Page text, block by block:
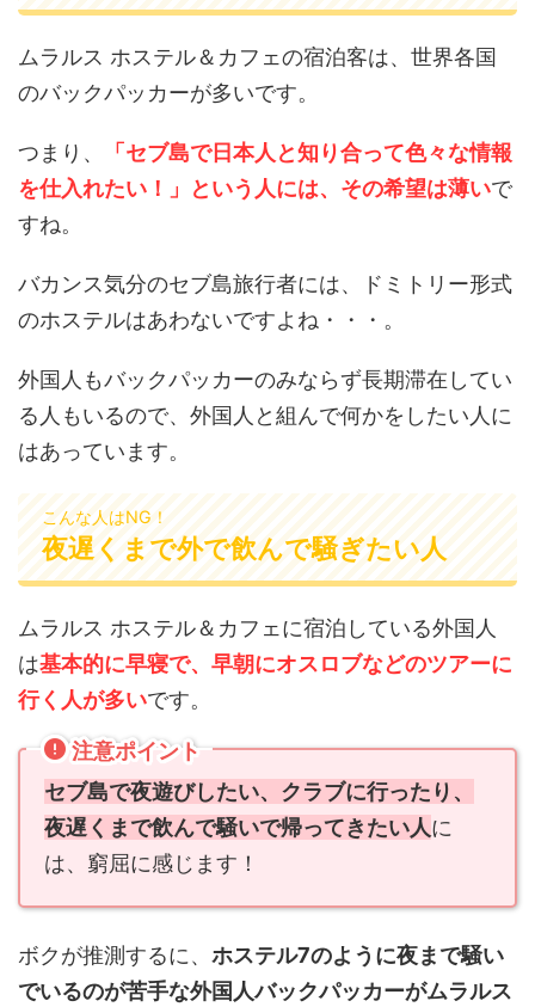
ムラルス ホステル＆カフェの宿泊客は、世界各国
のバックパッカーが多いです。
つまり、
「セブ島で日本人と知り合って色々な情報
を仕入れたい！」という人には、その希望は薄いで
すね。
バカンス気分のセブ島旅行者には、ドミトリー形式
のホステルはあわないですよね・・・。
外国人もバックパッカーのみならず長期滞在してい
る人もいるので、外国人と組んで何かをしたい人に
はあっています。
こんな人はNG！
夜遅くまで外で飲んで騒ぎたい人
ムラルス ホステル＆カフェに宿泊している外国人
は基本的に早寝で、早朝にオスロブなどのツアーに
行く人が多いです。
注意ポイント
セブ島で夜遊びしたい、クラブに行ったり、
夜遅くまで飲んで騒いで帰ってきたい人に
は、窮屈に感じます！
ボクが推測するに、 ホステル7のように夜まで騒い
でいるのが苦手な外国人バックパッカーがムラルス